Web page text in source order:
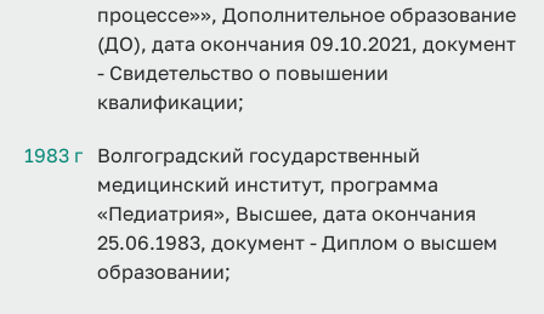
процессе»», Дополнительное образование
(ДО), дата окончания 09.10.2021, документ
- Свидетельство о повышении
квалификации;
1983 г
Волгоградский государственный
медицинский институт, программа
«Педиатрия», Высшее, дата окончания
25.06.1983, документ - Диплом о высшем
образовании;